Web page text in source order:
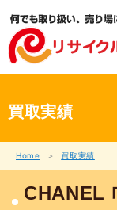
ス
買取実績
Home 買取実績
CHANEL